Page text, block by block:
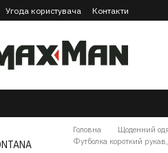
Угода користувача Контакти
Головна Щоденний
Футболка короткий